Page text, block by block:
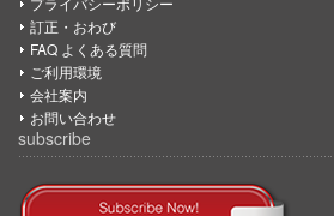
訂正・おわび
FAQ よくある質問
ご利用環境
会社案内
お問い合わせ
subscribe